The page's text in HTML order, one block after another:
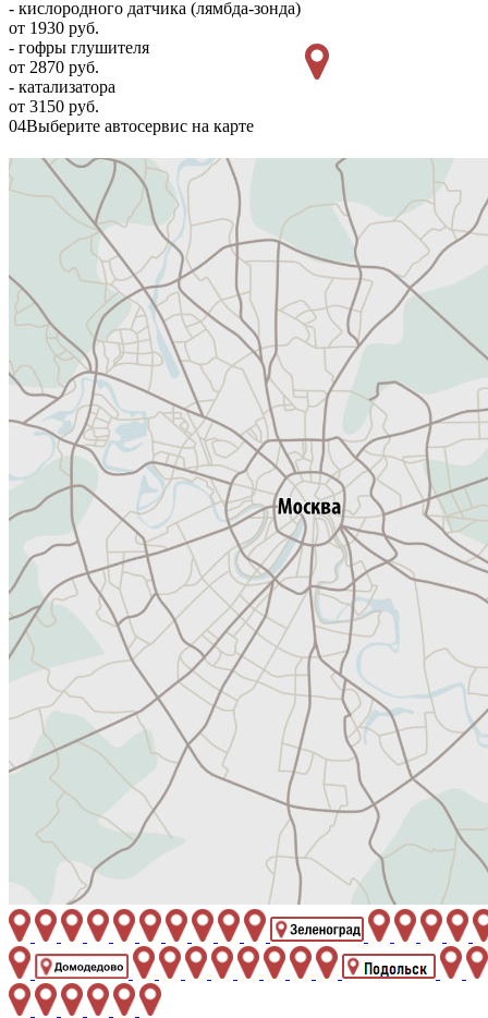
- кислородного датчика (лямбда-зонда)
от 1930 руб.
- гофры глушителя
от 2870 руб.
- катализатора
от 3150 руб.
04Выберите автосервис на карте